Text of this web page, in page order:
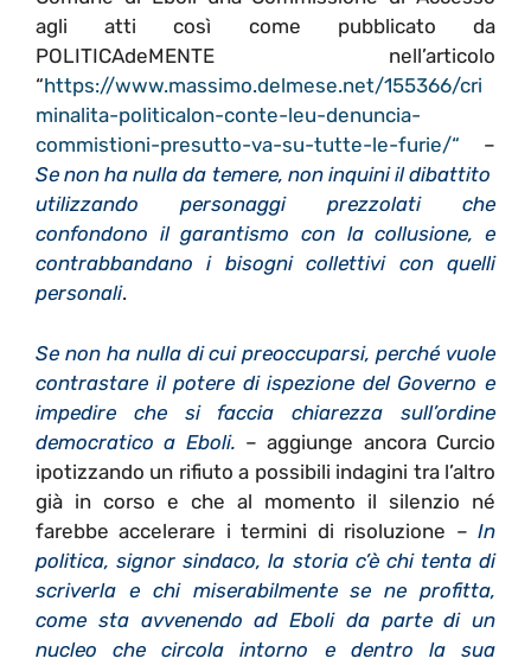
agli atti così come pubblicato da
POLITICAdeMENTE nell’articolo
“https://www.massimo.delmese.net/155366/cri
minalita-politicalon-conte-leu-denuncia-
commistioni-presutto-va-su-tutte-le-furie/“ –
Se non ha nulla da temere, non inquini il dibattito
utilizzando personaggi prezzolati che
confondono il garantismo con la collusione, e
contrabbandano i bisogni collettivi con quelli
personali.
Se non ha nulla di cui preoccuparsi, perché vuole
contrastare il potere di ispezione del Governo e
impedire che si faccia chiarezza sull’ordine
democratico a Eboli. – aggiunge ancora Curcio
ipotizzando un rifiuto a possibili indagini tra l’altro
già in corso e che al momento il silenzio né
farebbe accelerare i termini di risoluzione – In
politica, signor sindaco, la storia c’è chi tenta di
scriverla e chi miserabilmente se ne profitta,
come sta avvenendo ad Eboli da parte di un
nucleo che circola intorno e dentro la sua